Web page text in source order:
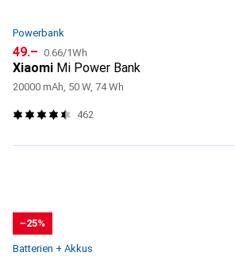
Powerbank
CHF
49.– CHF
0.66/1Wh
Xiaomi Mi Power Bank
20000 mAh, 50 W, 74 Wh
462
−25%
Batterien + Akkus